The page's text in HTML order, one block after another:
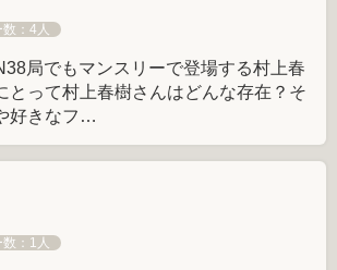
数：4人
局でもマンスリーで登場する村上春
とって村上春樹さんはどんな存在？そ
好きなフ…
数：1人